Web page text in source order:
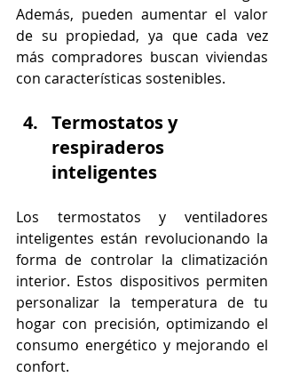
Además, pueden aumentar el valor
de su propiedad, ya que cada vez
más compradores buscan viviendas
con características sostenibles.
Termostatos y
respiraderos
inteligentes
Los termostatos y ventiladores
inteligentes están revolucionando la
forma de controlar la climatización
interior. Estos dispositivos permiten
personalizar la temperatura de tu
hogar con precisión, optimizando el
consumo energético y mejorando el
confort.